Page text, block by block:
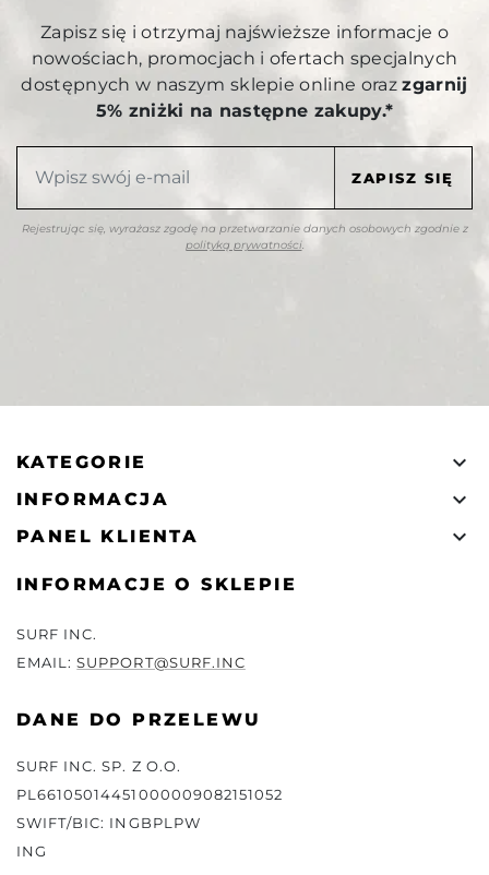
Zapisz się i otrzymaj najświeższe informacje o
nowościach, promocjach i ofertach specjalnych
dostępnych w naszym sklepie online orazzgarnij
5% zniżki na następne zakupy.*
Rejestrując się, wyrażasz zgodę na przetwarzanie danych osobowych zgodnie z
polityką prywatności.
KATEGORIE 
INFORMACJA 
PANEL KLIENTA 
INFORMACJE O SKLEPIE
SURF INC.
EMAIL:SUPPORT@SURF.INC
DANE DO PRZELEWU
SURF INC. SP. Z O.O.
PL66105014451000009082151052
SWIFT/BIC: INGBPLPW
ING